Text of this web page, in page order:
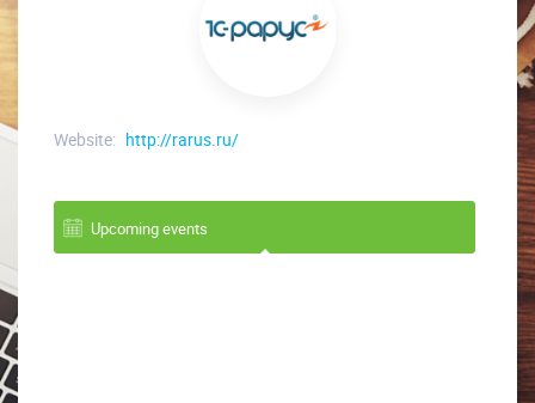
Website: http://rarus.ru/
Upcoming events